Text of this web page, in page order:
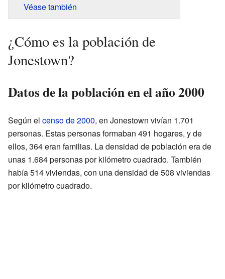
Véase también
¿Cómo es la población de
Jonestown?
Datos de la población en el año 2000
Según el censo de 2000, en Jonestown vivían 1.701
personas. Estas personas formaban 491 hogares, y de
ellos, 364 eran familias. La densidad de población era de
unas 1.684 personas por kilómetro cuadrado. También
había 514 viviendas, con una densidad de 508 viviendas
por kilómetro cuadrado.